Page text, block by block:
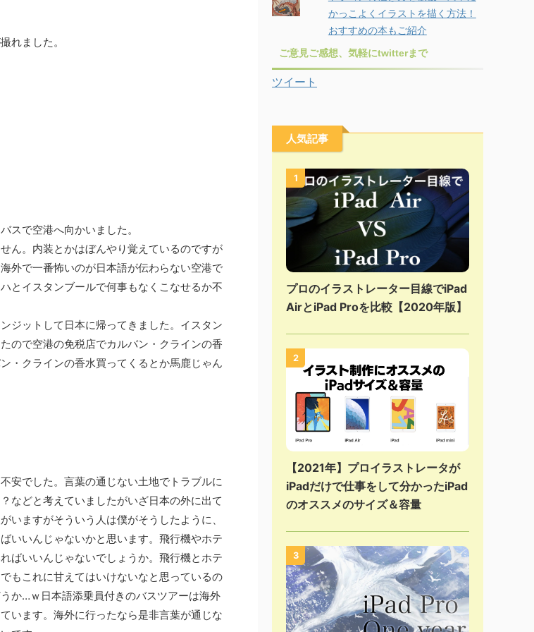
れました。
スで空港へ向かいました。
ん。内装とかはぼんやり覚えているのですが
外で一番怖いのが日本語が伝わらない空港で
とイスタンブールで何事もなくこなせるか不
ジットして日本に帰ってきました。イスタン
ので空港の免税店でカルバン・クラインの香
・クラインの香水買ってくるとか馬鹿じゃん
安でした。言葉の通じない土地でトラブルに
などと考えていましたがいざ日本の外に出て
ますがそういう人は僕がそうしたように、
いいんじゃないかと思います。飛行機やホテ
ばいいんじゃないでしょうか。飛行機とホテ
もこれに甘えてはいけないなと思っているの
か…ｗ日本語添乗員付きのバスツアーは海外
います。海外に行ったなら是非言葉が通じな
かっこよくイラストを描く方法！
おすすめの本もご紹介
ご意見ご感想、気軽にtwitterまで
ツイート
人気記事
1
プロのイラストレーター目線でiPad
AirとiPad Proを比較【2020年版】
2
【2021年】プロイラストレータが
iPadだけで仕事をして分かったiPad
のオススメのサイズ＆容量
3